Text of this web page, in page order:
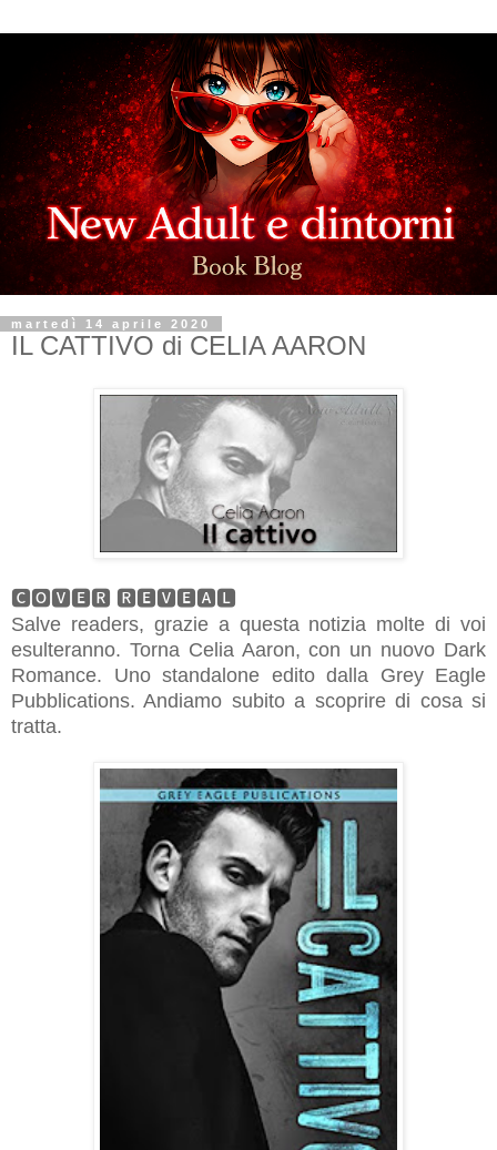
martedì 14 aprile 2020
IL CATTIVO di CELIA AARON
🅲🅾🆅🅴🆁 🆁🅴🆅🅴🅰🅻
Salve readers, grazie a questa notizia molte di voi
esulteranno. Torna Celia Aaron, con un nuovo Dark
Romance. Uno standalone edito dalla Grey Eagle
Pubblications. Andiamo subito a scoprire di cosa si
tratta.